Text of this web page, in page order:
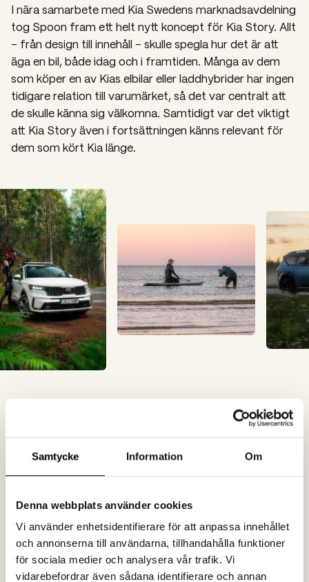
Samtycke Information Om
Denna webbplats använder cookies
Vi använder enhetsidentifierare för att anpassa innehållet
och annonserna till användarna, tillhandahålla funktioner
för sociala medier och analysera vår trafik. Vi
vidarebefordrar även sådana identifierare och annan
I nära samarbete med Kia Swedens marknadsavdelning
tog Spoon fram ett helt nytt koncept för Kia Story. Allt
– från design till innehåll – skulle spegla hur det är att
äga en bil, både idag och i framtiden. Många av dem
som köper en av Kias elbilar eller laddhybrider har ingen
tidigare relation till varumärket, så det var centralt att
de skulle känna sig välkomna. Samtidigt var det viktigt
att Kia Storyäven i fortsättningen känns relevant för
dem som kört Kia länge.
lyckas fånga vårt varumärkes rätta
innehåll och paketerar det lika
proffsigt som attraktivt – oavsett om
det är papper eller digitalt. Det
smidiga samarbetet bygger på en